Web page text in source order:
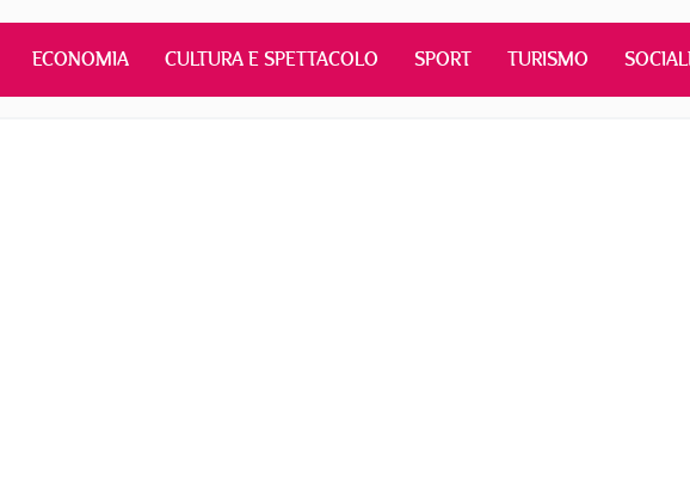
ECONOMIA CULTURA E SPETTACOLO SPORT TURISMO